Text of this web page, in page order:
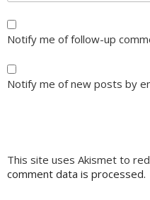
Notify me of follow-up
Notify me of new posts by
This site uses Akismet to
comment data is processed.